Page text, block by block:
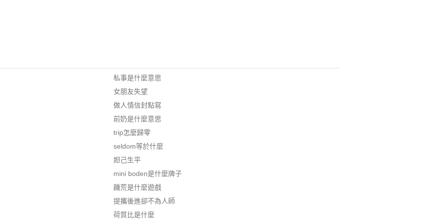
私事是什麼意思
女朋友失望
做人情信封點寫
前奶是什麼意思
trip怎麼歸零
seldom等於什麼
妲己生平
mini boden是什麼牌子
饑荒是什麼遊戲
提攜後進卻不為人師
荷質比是什麼